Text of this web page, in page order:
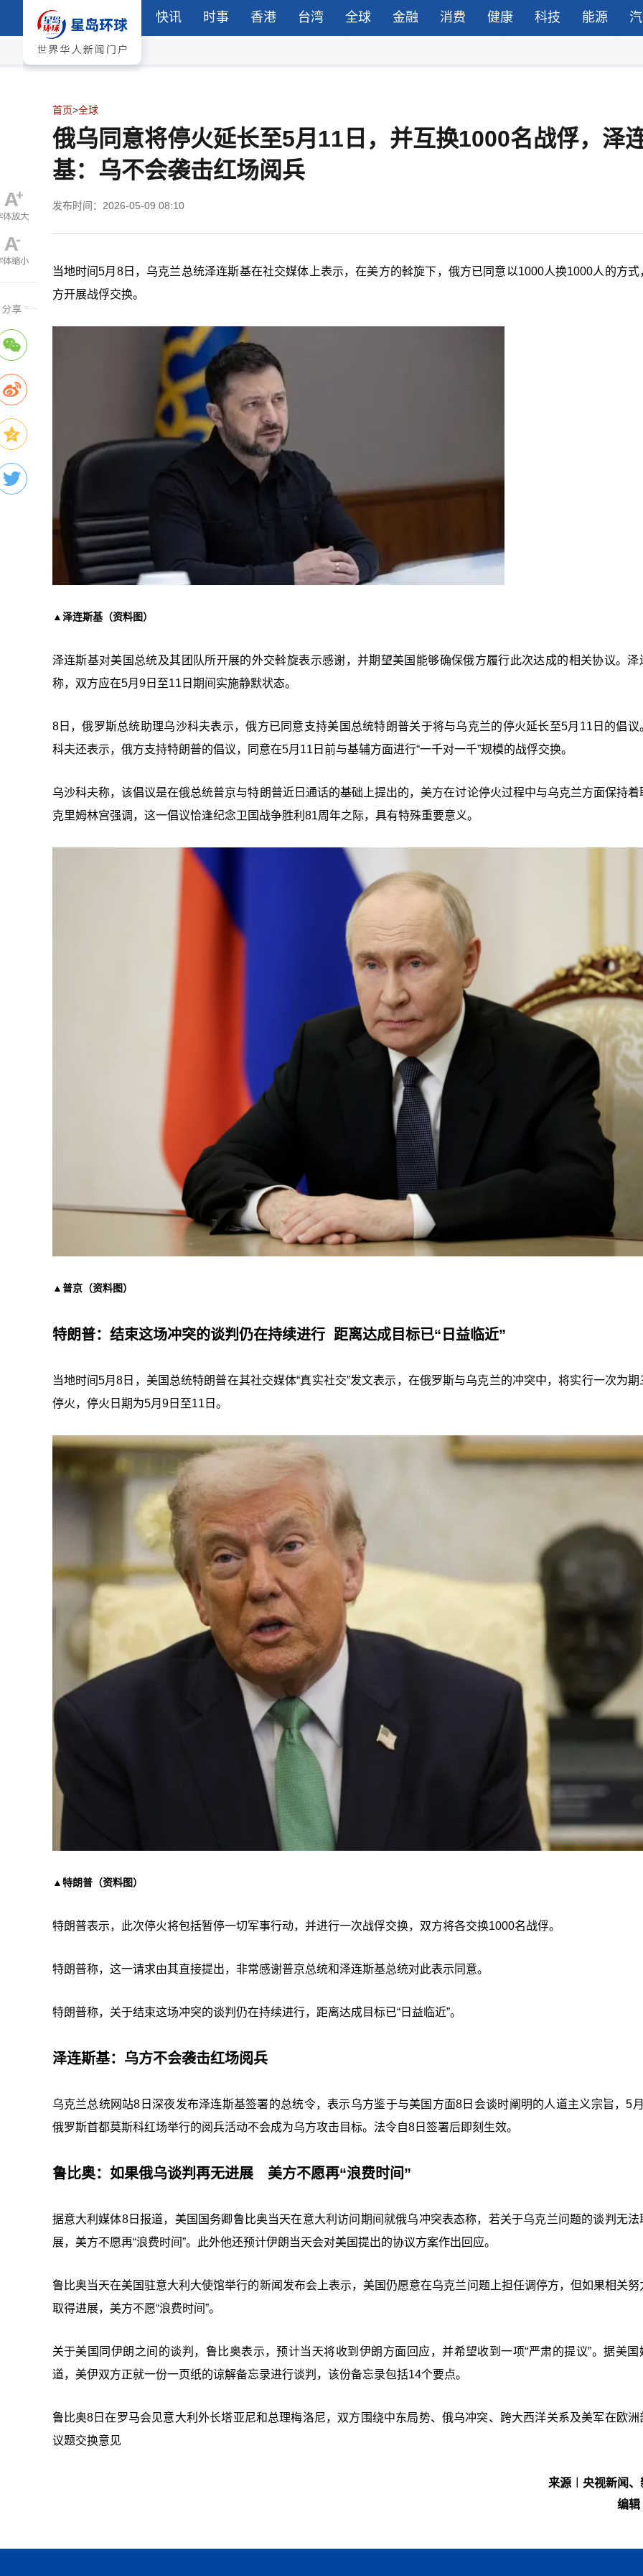
快讯 时事 香港 台湾 全球 金融 消费 健康 科技 能源
首页>全球
俄乌同意将停火延长至5月11日，并互换1000名战俘，泽
基：乌不会袭击红场阅兵
发布时间：2026-05-09 08:10
当地时间5月8日，乌克兰总统泽连斯基在社交媒体上表示，在美方的斡旋下，俄方已同意以1000人换1000人的方式
方开展战俘交换。
▲泽连斯基（资料图）
泽连斯基对美国总统及其团队所开展的外交斡旋表示感谢，并期望美国能够确保俄方履行此次达成的相关协议。泽
称，双方应在5月9日至11日期间实施静默状态。
8日，俄罗斯总统助理乌沙科夫表示，俄方已同意支持美国总统特朗普关于将与乌克兰的停火延长至5月11日的倡议
科夫还表示，俄方支持特朗普的倡议，同意在5月11日前与基辅方面进行“一千对一千”规模的战俘交换。
乌沙科夫称，该倡议是在俄总统普京与特朗普近日通话的基础上提出的，美方在讨论停火过程中与乌克兰方面保持着
克里姆林宫强调，这一倡议恰逢纪念卫国战争胜利81周年之际，具有特殊重要意义。
▲普京（资料图）
特朗普：结束这场冲突的谈判仍在持续进行 距离达成目标已“日益临近”
当地时间5月8日，美国总统特朗普在其社交媒体“真实社交”发文表示，在俄罗斯与乌克兰的冲突中，将实行一次为期
停火，停火日期为5月9日至11日。
▲特朗普（资料图）
特朗普表示，此次停火将包括暂停一切军事行动，并进行一次战俘交换，双方将各交换1000名战俘。
特朗普称，这一请求由其直接提出，非常感谢普京总统和泽连斯基总统对此表示同意。
特朗普称，关于结束这场冲突的谈判仍在持续进行，距离达成目标已“日益临近”。
泽连斯基：乌方不会袭击红场阅兵
乌克兰总统网站8日深夜发布泽连斯基签署的总统令，表示乌方鉴于与美国方面8日会谈时阐明的人道主义宗旨，5
俄罗斯首都莫斯科红场举行的阅兵活动不会成为乌方攻击目标。法令自8日签署后即刻生效。
鲁比奥：如果俄乌谈判再无进展 美方不愿再“浪费时间”
据意大利媒体8日报道，美国国务卿鲁比奥当天在意大利访问期间就俄乌冲突表态称，若关于乌克兰问题的谈判无法
展，美方不愿再“浪费时间”。此外他还预计伊朗当天会对美国提出的协议方案作出回应。
鲁比奥当天在美国驻意大利大使馆举行的新闻发布会上表示，美国仍愿意在乌克兰问题上担任调停方，但如果相关努
取得进展，美方不愿“浪费时间”。
关于美国同伊朗之间的谈判，鲁比奥表示，预计当天将收到伊朗方面回应，并希望收到一项“严肃的提议”。据美国
道，美伊双方正就一份一页纸的谅解备忘录进行谈判，该份备忘录包括14个要点。
鲁比奥8日在罗马会见意大利外长塔亚尼和总理梅洛尼，双方围绕中东局势、俄乌冲突、跨大西洋关系及美军在欧洲
议题交换意见
来源︱央视新闻、
编辑